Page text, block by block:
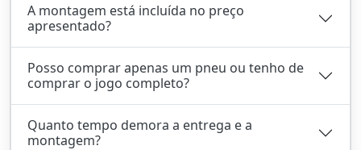
A montagem está incluída no preço
apresentado?
Posso comprar apenas um pneu ou tenho de
comprar o jogo completo?
Quanto tempo demora a entrega e a
montagem?